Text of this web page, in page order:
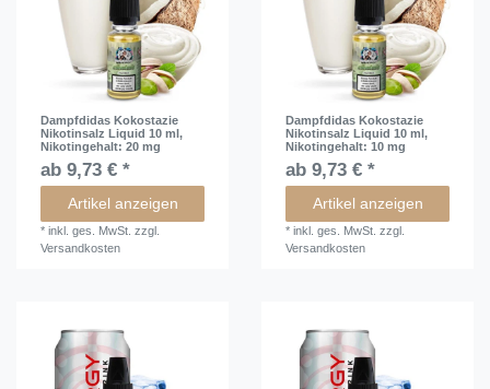
Dampfdidas Kokostazie
Nikotinsalz Liquid 10 ml,
Nikotingehalt: 20 mg
ab 9,73 € *
Artikel anzeigen
*inkl. ges. MwSt. zzgl.
Versandkosten
Dampfdidas Kokostazie
Nikotinsalz Liquid 10 ml,
Nikotingehalt: 10 mg
ab 9,73 € *
Artikel anzeigen
*inkl. ges. MwSt. zzgl.
Versandkosten